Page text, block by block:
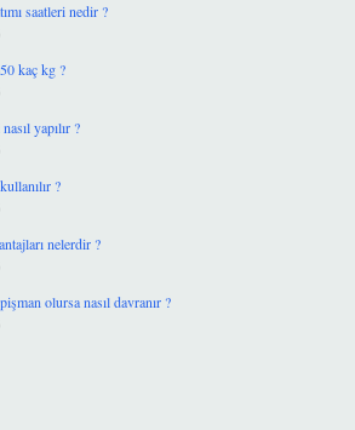
saatleri nedir ?
kaç kg ?
yapılır ?
?
nelerdir ?
olursa nasıl davranır ?